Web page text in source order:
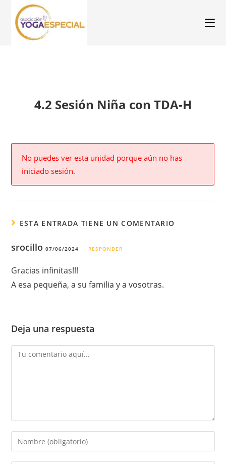
4.2 Sesión Niña con TDA-H
No puedes ver esta unidad porque aún no has
iniciado sesión.
ESTA ENTRADA TIENE UN COMENTARIO
srocillo07/06/2024 RESPONDER
Gracias infinitas!!!
A esa pequeña, a su familia y a vosotras.
Deja una respuesta